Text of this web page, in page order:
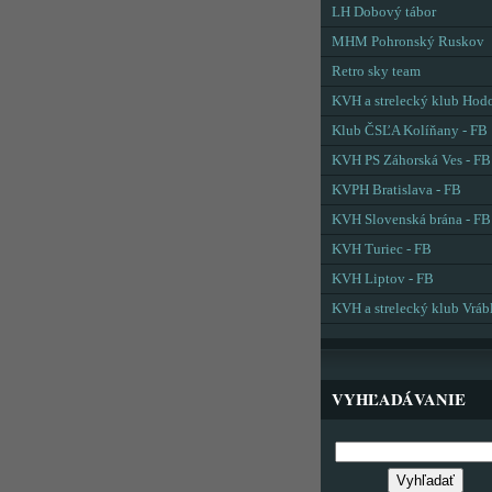
LH Dobový tábor
MHM Pohronský Ruskov
Retro sky team
KVH a strelecký klub
Klub ČSĽA Kolíňany - FB
KVH PS Záhorská Ves - FB
KVPH Bratislava - FB
KVH Slovenská brána - FB
KVH Turiec - FB
KVH Liptov - FB
KVH a strelecký klub
VYHĽADÁVANIE